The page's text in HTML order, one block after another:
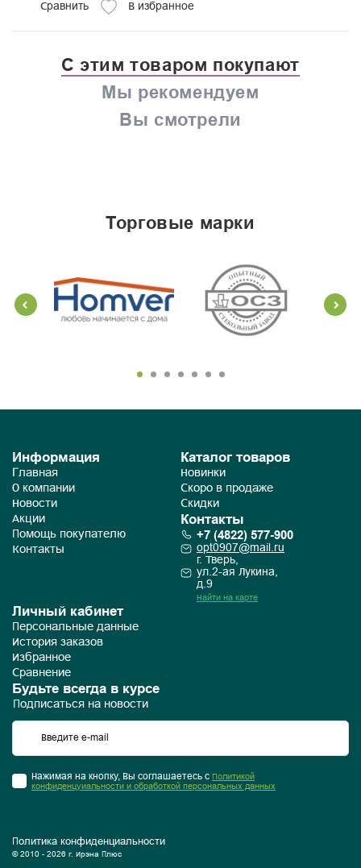
Сравнить В избранное
С этим товаром покупают
Мы рекомендуем
Вы смотрели
торговые марки
Информация
Главная
О компании
Новости
Акции
Помощь покупателю
Контакты
Каталог товаров
Новинки
Скоро в продаже
Скидки
Контакты
+7 (4822) 577-900
opt0907@mail.ru
г. Тверь,
ул.2-ая Лукина,
д.9
Найти на карте
Личный кабинет
Персональные данные
История заказов
Избранное
Сравнение
Будьте всегда в курсе
Подписаться на новости
Нажимая на кнопку, Вы соглашаетесь с Политикой
конфиденцуиальности и обработкой персональных данных
Политика конфиденциальности
© 2010 - 2026 г. Ирэна Плюс